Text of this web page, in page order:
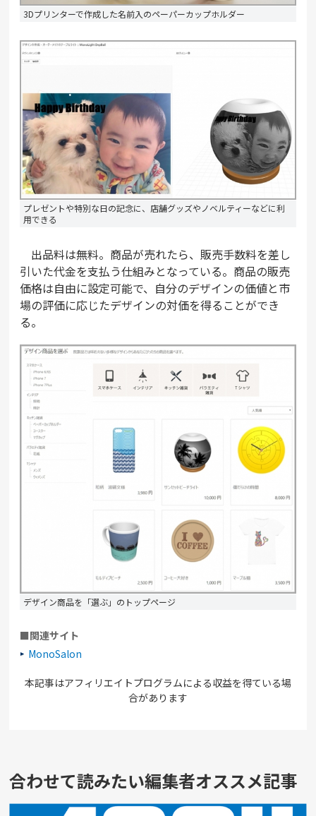
3Dプリンターで作成した名前入のペーパーカップホルダー
プレゼントや特別な日の記念に、店舗グッズやノベルティーなどに利
用できる
出品料は無料。商品が売れたら、販売手数料を差し
引いた代金を支払う仕組みとなっている。商品の販売
価格は自由に設定可能で、自分のデザインの価値と市
場の評価に応じたデザインの対価を得ることができ
る。
デザイン商品を「選ぶ」のトップページ
■関連サイト
MonoSalon
本記事はアフィリエイトプログラムによる収益を得ている場
合があります
合わせて読みたい編集者オススメ記事